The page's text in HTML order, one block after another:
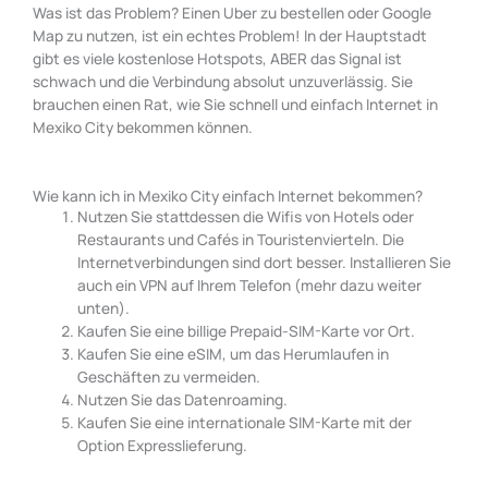
Was ist das Problem? Einen Uber zu bestellen oder Google
Map zu nutzen, ist ein echtes Problem! In der Hauptstadt
gibt es viele kostenlose Hotspots, ABER das Signal ist
schwach und die Verbindung absolut unzuverlässig. Sie
brauchen einen Rat, wie Sie schnell und einfach Internet in
Mexiko City bekommen können.
Wie kann ich in Mexiko City einfach Internet bekommen?
Nutzen Sie stattdessen die Wifis von Hotels oder
Restaurants und Cafés in Touristenvierteln. Die
Internetverbindungen sind dort besser. Installieren Sie
auch ein VPN auf Ihrem Telefon (mehr dazu weiter
unten).
Kaufen Sie eine billige Prepaid-SIM-Karte vor Ort.
Kaufen Sie eine eSIM, um das Herumlaufen in
Geschäften zu vermeiden.
Nutzen Sie das Datenroaming.
Kaufen Sie eine internationale SIM-Karte mit der
Option Expresslieferung.